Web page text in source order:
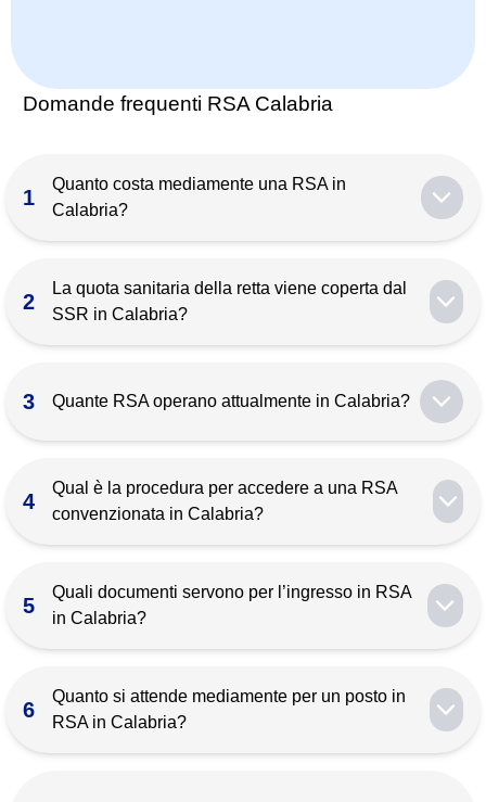
Domande frequenti RSA Calabria
1
Quanto costa mediamente una RSA in
Calabria?
circa 1.586 € al mese IVA inclusa. La cifra varia in
base a servizi e tipologia di camera.
2
La quota sanitaria della retta viene coperta dal
SSR in Calabria?
(circa il 50 % della retta) è coperta dal Servizio
quota alberghiera.
3 Quante RSA operano attualmente in Calabria?
operano diverse decine di RSA tra pubbliche e
private. Puoi consultare il portale regionale o il
4
Qual è la procedura per accedere a una RSA
convenzionata in Calabria?
avviata dal medico di famiglia o dai servizi sociali;
ottenuta l’idoneità, l’ospite entra in graduatoria ASL.
5
Quali documenti servono per l’ingresso in RSA
in Calabria?
sanitaria, certificato medico, scheda socio‑sanitaria
UVM, ISEE socio‑sanitario e terapia farmacologica
6
Quanto si attende mediamente per un posto in
RSA in Calabria?